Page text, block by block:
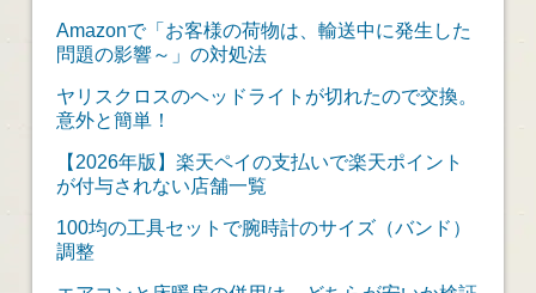
Amazonで「お客様の荷物は、輸送中に発生した
問題の影響～」の対処法
ヤリスクロスのヘッドライトが切れたので交換。
意外と簡単！
【2026年版】楽天ペイの支払いで楽天ポイント
が付与されない店舗一覧
100均の工具セットで腕時計のサイズ（バンド）
調整